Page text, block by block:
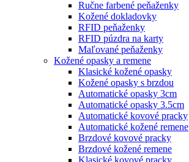
Ručne farbené peňaženky
Kožené dokladovky
RFID peňaženky
RFID púzdra na karty
Maľované peňaženky
Kožené opasky a remene
Klasické kožené opasky
Kožené opasky s brzdou
Automatické opasky 3cm
Automatické opasky 3.5cm
Automatické kovové pracky
Automatické kožené remene
Brzdové kovové pracky
Brzdové kožené remene